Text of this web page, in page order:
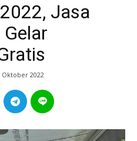
Jasa
Oktober 2022